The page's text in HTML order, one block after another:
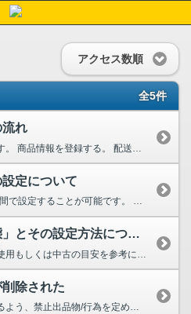
アクセス数順
全5件
流れ
出品までの流れは以下の通りです。 商品情報を登録する。 配送情報を登録する。 販売価格を...
設定について
販売価格は300～9,999,999円の間で設定することが可能です。 販売価格が決まらな...
【マケプレ】「商品状態」とその設定方法について
削除された
皆様が安心・安全な取引ができるよう、禁止出品物/行為を定めており、該当する出品物/行為が確認さ...